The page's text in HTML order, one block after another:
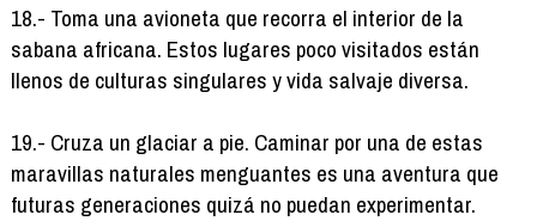
18.- Toma una avioneta que recorra el interior de la
sabana africana. Estos lugares poco visitados están
llenos de culturas singulares y vida salvaje diversa.
19.- Cruza un glaciar a pie. Caminar por una de estas
maravillas naturales menguantes es una aventura que
futuras generaciones quizá no puedan experimentar.